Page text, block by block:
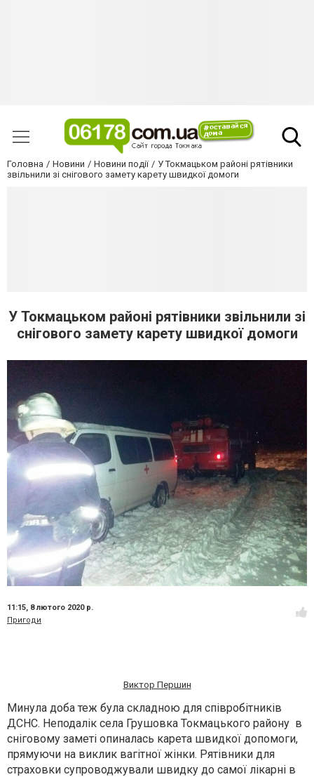
Головна Новини Новини події
У Токмацьком районі рятівники
звільнили зі снігового замету карету швидкої домоги
У Токмацьком районі рятівники звільнили зі
снігового замету карету швидкої домоги
11:15, 8 лютого 2020 р.
Пригоди
Виктор Першин
Минула доба теж була складною для співробітників
ДСНС. Неподалік села Грушовка Токмацького району в
сніговому заметі опиналась карета швидкої допомоги,
прямуючи на виклик вагітної жінки. Рятівники для
страховки супроводжували швидку до самої лікарні в